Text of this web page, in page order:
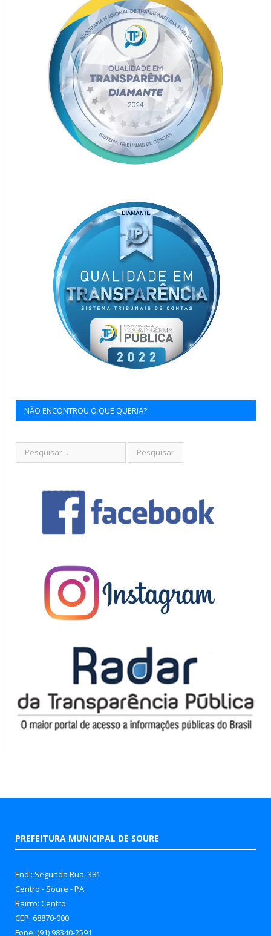
NÃO ENCONTROU O QUE QUERIA?
PREFEITURA MUNICIPAL DE SOURE
End.: Segunda Rua, 381
Centro - Soure - PA
Bairro: Centro
CEP: 68870-000
Fone: (91) 98340-2591